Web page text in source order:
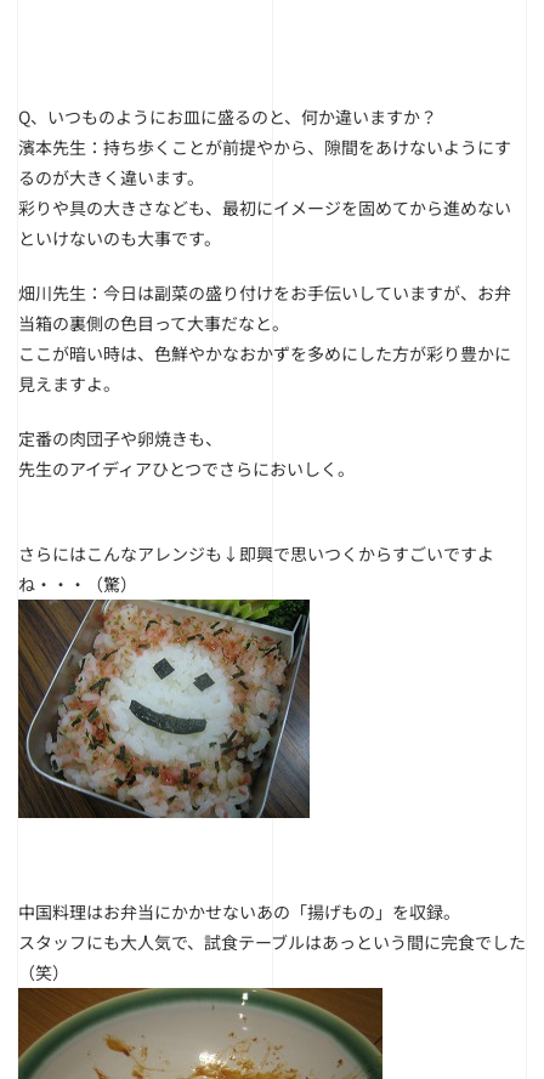
Q、いつものようにお皿に盛るのと、何か違いますか？
濱本先生：持ち歩くことが前提やから、隙間をあけないようにす
るのが大きく違います。
彩りや具の大きさなども、最初にイメージを固めてから進めない
といけないのも大事です。
畑川先生：今日は副菜の盛り付けをお手伝いしていますが、お弁
当箱の裏側の色目って大事だなと。
ここが暗い時は、色鮮やかなおかずを多めにした方が彩り豊かに
見えますよ。
定番の肉団子や卵焼きも、
先生のアイディアひとつでさらにおいしく。
さらにはこんなアレンジも↓即興で思いつくからすごいですよ
ね・・・（驚）
中国料理はお弁当にかかせないあの「揚げもの」を収録。
スタッフにも大人気で、試食テーブルはあっという間に完食でした
（笑）